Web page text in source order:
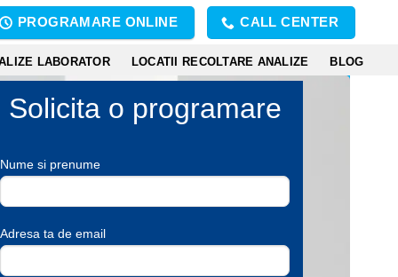
PROGRAMARE ONLINE CALL CENTER
LABORATOR LOCATII RECOLTARE ANALIZE BLOG
Solicita o programare
Nume si prenume
Adresa ta de email